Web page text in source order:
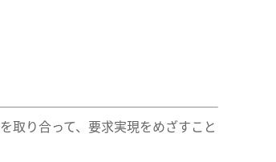
取り合って、要求実現をめざすこと